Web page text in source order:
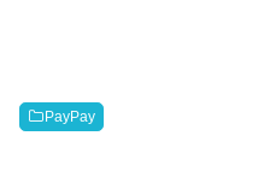
PayPay